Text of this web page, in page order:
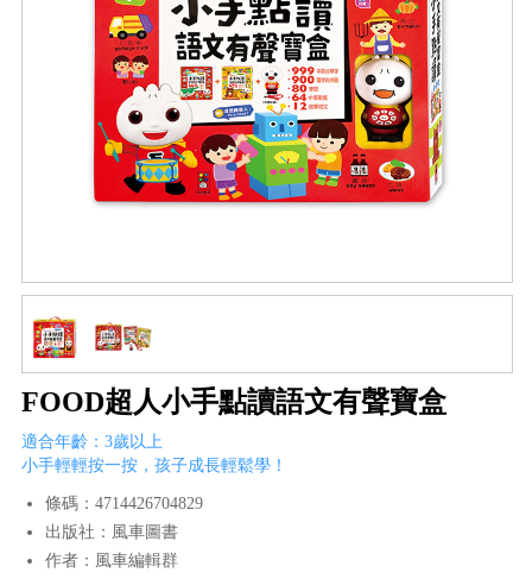
老師您好!!幼教會員火熱招募中~
海外購物免煩惱！點我查看『海外購物流程說明』
FOOD超人小手點讀語文有聲寶盒
適合年齡：3歲以上
小手輕輕按一按，孩子成長輕鬆學！
條碼：4714426704829
出版社：風車圖書
作者：風車編輯群